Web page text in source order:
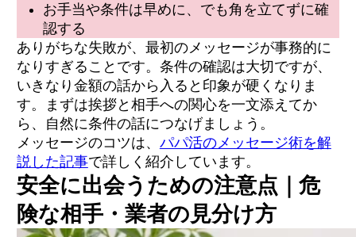
お手当や条件は早めに、でも角を立てずに確
認する
ありがちな失敗が、最初のメッセージが事務的に
なりすぎることです。条件の確認は大切ですが、
いきなり金額の話から入ると印象が硬くなりま
す。まずは挨拶と相手への関心を一文添えてか
ら、自然に条件の話につなげましょう。
メッセージのコツは、 パパ活のメッセージ術を解
説した記事で詳しく紹介しています。
安全に出会うための注意点｜危
険な相手・業者の見分け方